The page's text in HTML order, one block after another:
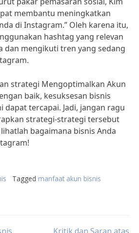
membantu meningkatkan
di Instagram.” Oleh karena itu,
hashtag yang relevan
dan mengikuti tren yang sedang
strategi Mengoptimalkan Akun
baik, kesuksesan bisnis
dapat tercapai. Jadi, jangan ragu
strategi-strategi tersebut
bagaimana bisnis Anda
Tagged manfaat akun bisnis